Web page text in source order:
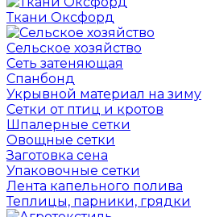
Ткани Оксфорд
Сельское хозяйство
Сеть затеняющая
Спанбонд
Укрывной материал на зиму
Сетки от птиц и кротов
Шпалерные сетки
Овощные сетки
Заготовка сена
Упаковочные сетки
Лента капельного полива
Теплицы, парники, грядки